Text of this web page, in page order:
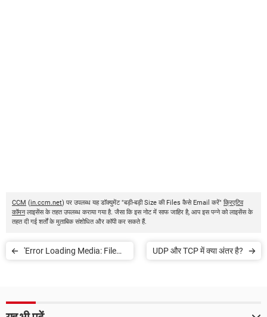
CCM (in.ccm.net) पर उपलब्ध यह डॉक्युमेंट "बड़ी-बड़ी Size की Files कैसे Email करें" क्रिएटिव
कॉमनलाइसेंस के तहत उपलब्ध कराया गया है. जैसा कि इस नोट में साफ जाहिर है, आप इस पन्ने को लाइसेंस के
तहत दी गई शर्तों के मुताबिक संशोधित और कॉपी कर सकते हैं.
'Error Loading Media: File
UDP और TCP में क्या अंतर है?